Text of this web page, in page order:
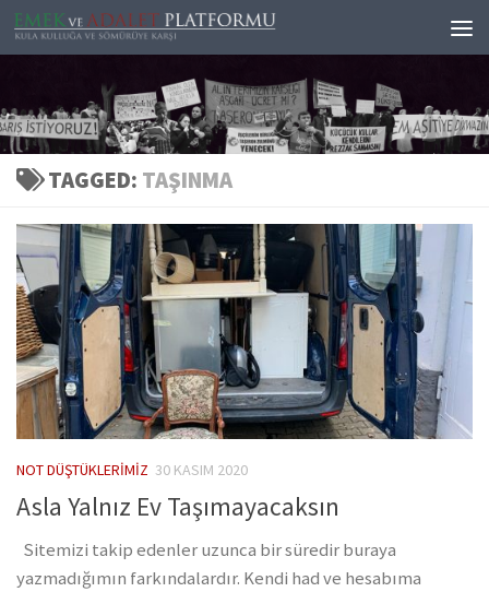
Skip to content
TAGGED: TAŞINMA
NOT DÜŞTÜKLERIMIZ 30 KASIM 2020
Asla Yalnız Ev Taşımayacaksın
Sitemizi takip edenler uzunca bir süredir buraya
yazmadığımın farkındalardır. Kendi had ve hesabıma